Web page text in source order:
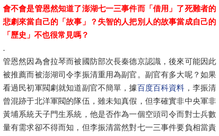
會不會是管恩然知道了澎湖七一三事件而「借用」了死難者的
悲劇來當自己的「故事」？失智的人把別人的故事當成自己的
「歷史」不也很常見嗎？
.
管恩然因為會拉琴而被國防部次長秦德京認識，後來可能因此
被推薦而被澎湖司令李振清重用為副官。副官有多大呢？如果
看過民初軍閥劇就知道副官不簡單，據百度百科資料 ，李振清
曾混跡于北洋軍閥的隊伍，雖未知真假，但李確實非中央軍非
黃埔系統天子門生系統，他是否作為一個空頭司令而對士兵數
量有需求卻不得而知，但李振清當然對七一三事件要負相當責